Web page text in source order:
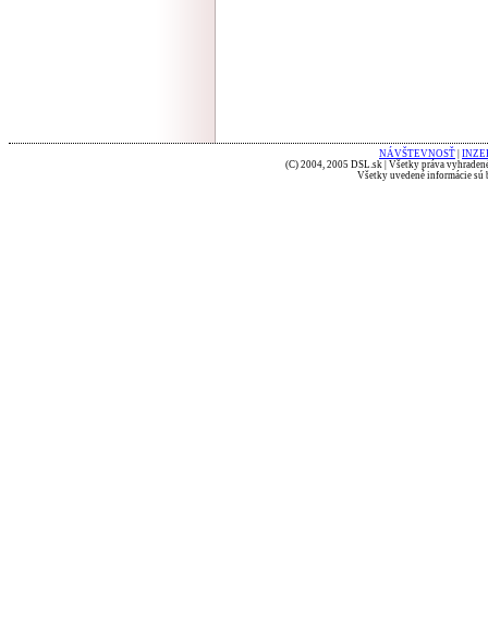
NÁVŠTEVNOSŤ
(C) 2004, 2005 DSL.sk | Všetky práva
Všetky uvedené informácie sú